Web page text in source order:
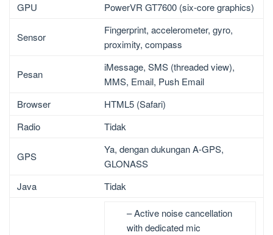
GPU
PowerVR GT7600 (six-core graphics)
Sensor
Fingerprint, accelerometer, gyro,
proximity, compass
Pesan
iMessage, SMS (threaded view),
MMS, Email, Push Email
Browser
HTML5 (Safari)
Radio
Tidak
GPS
Ya, dengan dukungan A-GPS,
GLONASS
Java
Tidak
– Active noise cancellation
with dedicated mic